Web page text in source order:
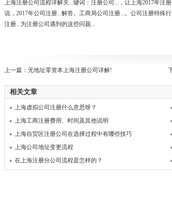
上海注册公司流程详解关...键词：注册公司...，让上海2017年注
说，2017年公司注册...解答。工商局公司注册...。公司注册特殊
注册...为注册公司遇到的这些问题...
上一篇： 无地址零资本上海注册公司详解!
相关文章
上海虚拟公司注册什么意思呀？
上海工商注册费用、时间及其他说明
上海自贸区注册公司在选择过程中有哪些技巧
上海公司地址变更流程
在上海注册分公司流程是怎样的？